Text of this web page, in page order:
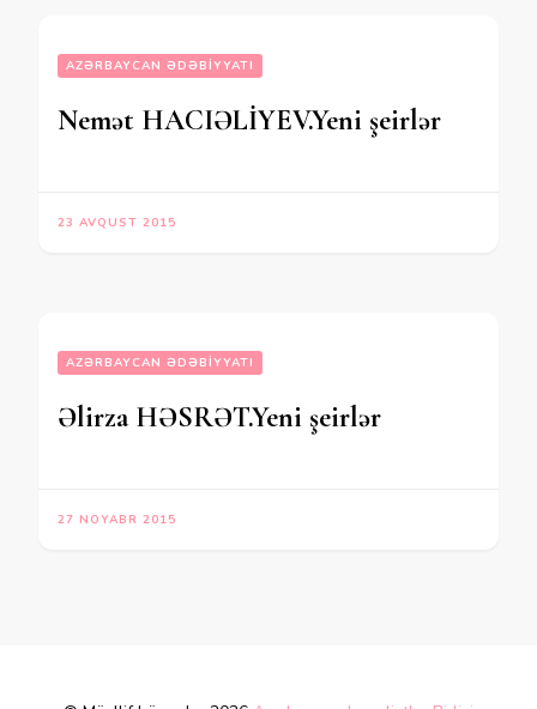
AZƏRBAYCAN ƏDƏBIYYATI
Nemət HACIƏLİYEV.Yeni şeirlər
23 AVQUST 2015
AZƏRBAYCAN ƏDƏBIYYATI
Əlirza HƏSRƏT.Yeni şeirlər
27 NOYABR 2015